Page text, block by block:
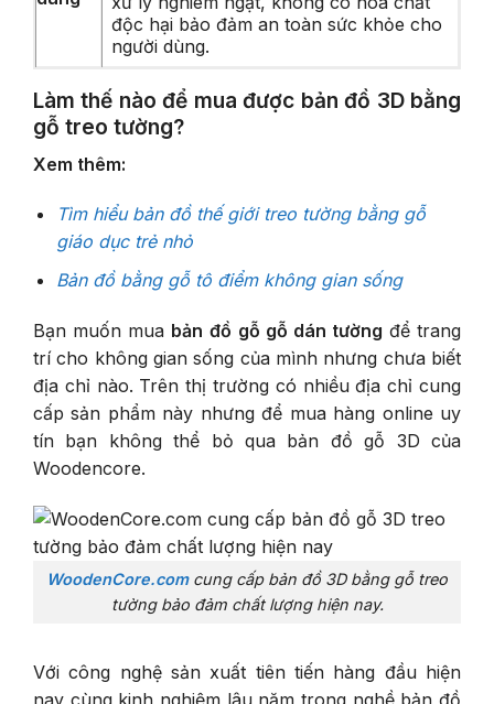
độc hại bảo đảm an toàn sức khỏe cho
người dùng.
Làm thế nào để mua được bản đồ 3D bằng
gỗ treo tường?
Xem thêm:
Tìm hiểu bản đồ thế giới treo tường bằng gỗ
giáo dục trẻ nhỏ
Bản đồ bằng gỗ tô điểm không gian sống
Bạn muốn mua bản đồ gỗ gỗ dán tường để trang
trí cho không gian sống của mình nhưng chưa biết
địa chỉ nào. Trên thị trường có nhiều địa chỉ cung
cấp sản phẩm này nhưng để mua hàng online uy
tín bạn không thể bỏ qua bản đồ gỗ 3D của
Woodencore.
WoodenCore.comcung cấp bản đồ 3D bằng gỗ treo
tường bảo đảm chất lượng hiện nay.
Với công nghệ sản xuất tiên tiến hàng đầu hiện